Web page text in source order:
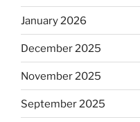
January 2026
December 2025
November 2025
September 2025